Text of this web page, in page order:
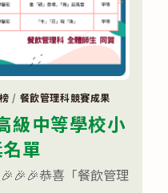
/ 餐飲管理科競賽成果
級中等學校小
單
恭喜「餐飲管理